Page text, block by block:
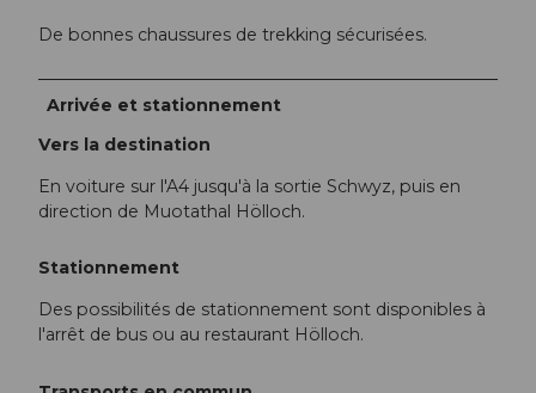
De bonnes chaussures de trekking sécurisées.
Arrivée et stationnement
Vers la destination
En voiture sur l'A4 jusqu'à la sortie Schwyz, puis en
direction de Muotathal Hölloch.
Stationnement
Des possibilités de stationnement sont disponibles à
l'arrêt de bus ou au restaurant Hölloch.